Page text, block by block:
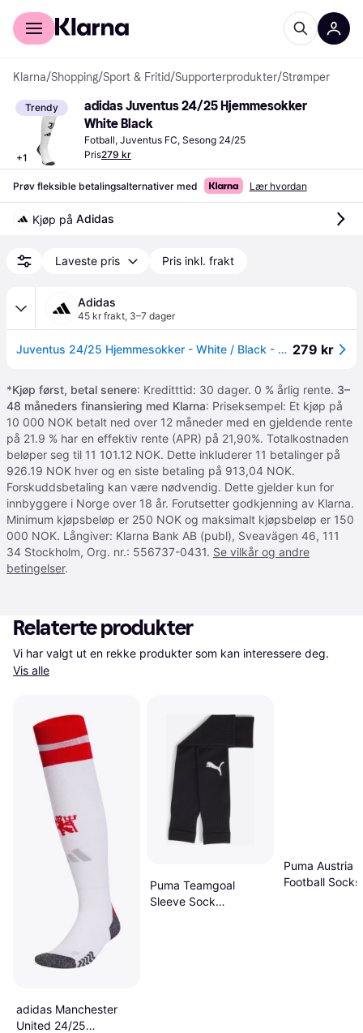
For kunder
Klarna/Shopping/Sport & Fritid/Supporterprodukter/Strømper
Trendy
+1
adidas Juventus 24/25 Hjemmesokker
White Black
Fotball, Juventus FC, Sesong 24/25
Pris279 kr
Prøv fleksible betalingsalternativer med Lær hvordan
Kjøp på Adidas
Laveste pris Pris inkl. frakt
Adidas
45 kr frakt, 3–7 dager
Juventus 24/25 Hjemmesokker - White / Black - 43-45 279 kr
*Kjøp først, betal senere: Kreditttid: 30 dager. 0 % årlig rente. 3–
48 måneders finansiering med Klarna: Priseksempel: Et kjøp på
10 000 NOK betalt ned over 12 måneder med en gjeldende rente
på 21.9 % har en effektiv rente (APR) på 21,90%. Totalkostnaden
beløper seg til 11 101.12 NOK. Dette inkluderer 11 betalinger på
926.19 NOK hver og en siste betaling på 913,04 NOK.
Forskuddsbetaling kan være nødvendig. Dette gjelder kun for
innbyggere i Norge over 18 år. Forutsetter godkjenning av Klarna.
Minimum kjøpsbeløp er 250 NOK og maksimalt kjøpsbeløp er 150
000 NOK. Långiver: Klarna Bank AB (publ), Sveavägen 46, 111
34 Stockholm, Org. nr.: 556737-0431. Se vilkår og andre
betingelser.
Relaterte produkter
Vis alle
adidas Manchester
United 24/25
Puma Teamgoal
Sleeve Sock
Puma Austria
Football Socks